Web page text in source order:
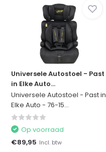
Universele Autostoel - Past
in Elke Auto...
Universele Autostoel - Past in
Elke Auto - 76-15...
Op voorraad
€89,95 Incl. btw